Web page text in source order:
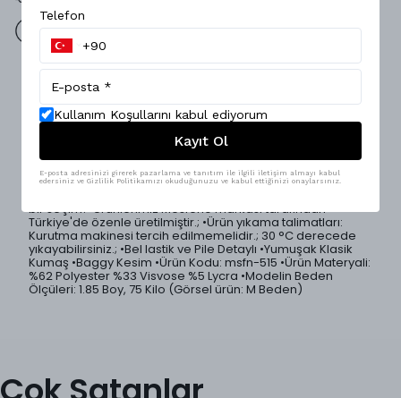
14 gün içinde iade değişim
Ürün Açıklaması
Zamansız stiliyle gardırobun vazgeçilmez parçası olmaya
aday tek pileli baggy erkek kumaş pantolon, rahatlığı ve
şıklığı bir arada sunar.; Baggy kesimiyle modern bir siluet
oluştururken, lastikli bel detayı sayesinde maksimum
konfor sağlar.; Tek pile detayı pantolona zarif bir form
kazandırır.; 5 farklı renk seçeneği ile geniş kombin imkanı
bir seçim! •Ürünlerimiz Mesfeno markası tarafından
Türkiye'de özenle üretilmiştir.; •Ürün yıkama talimatları:
Kurutma makinesi tercih edilmemelidir.; 30 °C derecede
yıkayabilirsiniz.; •Bel lastik ve Pile Detaylı •Yumuşak Klasik
Kumaş •Baggy Kesim •Ürün Kodu: msfn-515 •Ürün Materyali:
%62 Polyester %33 Visvose %5 Lycra •Modelin Beden
Ölçüleri: 1.85 Boy, 75 Kilo (Görsel ürün: M Beden)
Telefon
Kullanım Koşullarını kabul ediyorum
Kayıt Ol
E-posta adresinizi girerek pazarlama ve tanıtım ile ilgili iletişim almayı kabul
edersiniz ve Gizlilik Politikamızı okuduğunuzu ve kabul ettiğinizi onaylarsınız.